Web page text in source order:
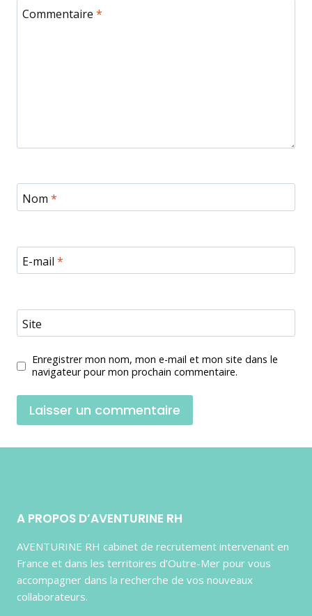
Commentaire *
Nom *
E-mail *
Site
Enregistrer mon nom, mon e-mail et mon site dans le
navigateur pour mon prochain commentaire.
A PROPOS D’AVENTURINE RH
AVENTURINE RH cabinet de recrutement intervenant en
France et dans les territoires d’Outre-Mer pour vous
accompagner dans la recherche de vos nouveaux
collaborateurs.